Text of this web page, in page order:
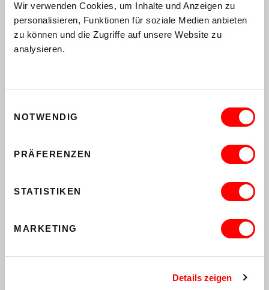
Wir verwenden Cookies, um Inhalte und Anzeigen zu
personalisieren, Funktionen für soziale Medien anbieten
zu können und die Zugriffe auf unsere Website zu
analysieren.
NOTWENDIG
PRÄFERENZEN
STATISTIKEN
MARKETING
Details zeigen
ICH WOHNE IN WIEN
IN WELCHEM BEZIRK WOHNST DU?
ICH WOHNE IN NIEDERÖSTERREICH, BESUCHE
EINE (BERUFS-) SCHULE UND/ODER ARBEITE IN
ICH BIN IM AUTISMUS-SPEKTRUM